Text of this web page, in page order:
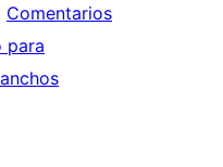
Comentarios
para